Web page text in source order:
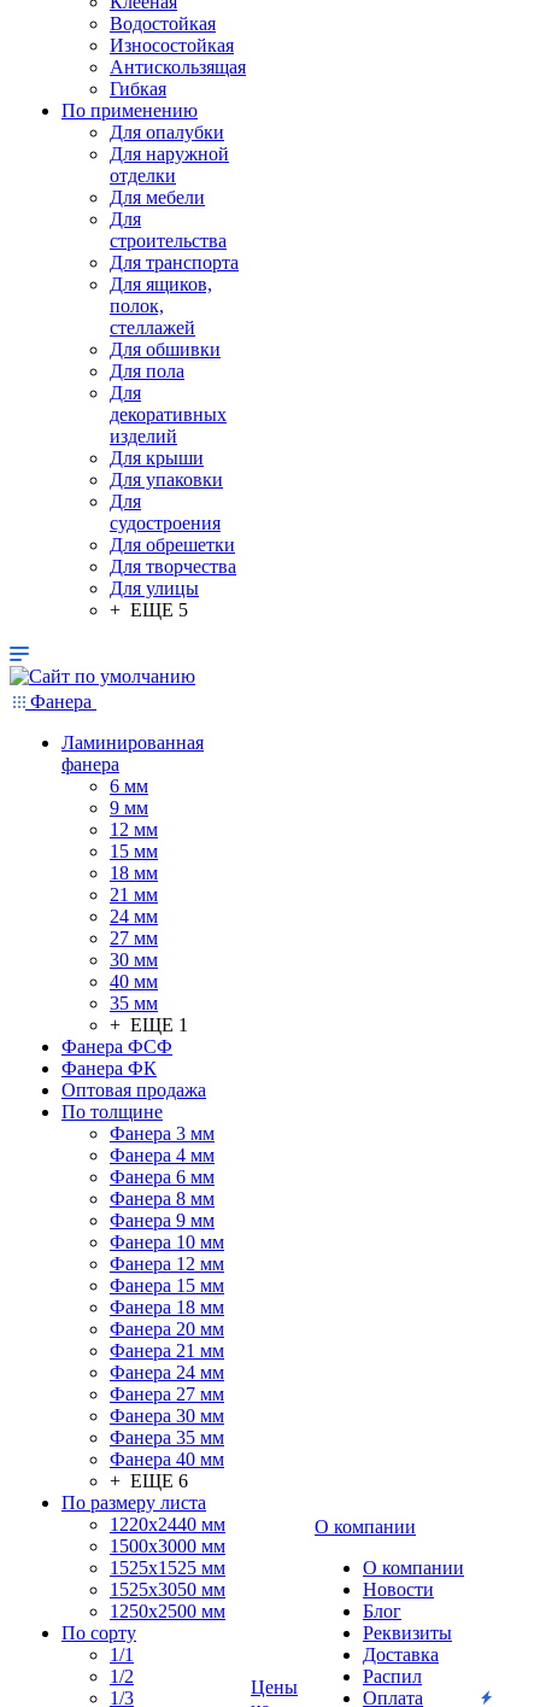
Водостойкая
Износостойкая
Антискользящая
Гибкая
По применению
Для опалубки
Для наружной
отделки
Для мебели
Для
строительства
Для транспорта
Для ящиков,
полок,
стеллажей
Для обшивки
Для пола
Для
декоративных
изделий
Для крыши
Для упаковки
Для
судостроения
Для обрешетки
Для творчества
Для улицы
+ ЕЩЕ 5
Фанера
Ламинированная
фанера
6 мм
9 мм
12 мм
15 мм
18 мм
21 мм
24 мм
27 мм
30 мм
40 мм
35 мм
+ ЕЩЕ 1
Фанера ФСФ
Фанера ФК
Оптовая продажа
По толщине
Фанера 3 мм
Фанера 4 мм
Фанера 6 мм
Фанера 8 мм
Фанера 9 мм
Фанера 10 мм
Фанера 12 мм
Фанера 15 мм
Фанера 18 мм
Фанера 20 мм
Фанера 21 мм
Фанера 24 мм
Фанера 27 мм
Фанера 30 мм
Фанера 35 мм
Фанера 40 мм
+ ЕЩЕ 6
По размеру листа
1220х2440 мм
1500х3000 мм
1525x1525 мм
1525х3050 мм
1250х2500 мм
По сорту
1/1
1/2
1/3
Цены
О компании
О компании
Новости
Блог
Реквизиты
Доставка
Распил
Оплата